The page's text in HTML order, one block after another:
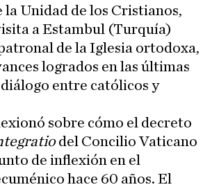
la Unidad de los Cristianos,
a Estambul (Turquía)
de la Iglesia ortodoxa,
logrados en las últimas
diálogo entre católicos y
sobre cómo el decreto
del Concilio Vaticano
de inflexión en el
hace 60 años. El